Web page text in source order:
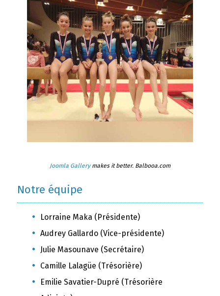
Joomla Gallerymakes it better. Balbooa.com
Notre équipe
Lorraine Maka (Présidente)
Audrey Gallardo (Vice-présidente)
Julie Masounave (Secrétaire)
Camille Lalagüe (Trésorière)
Emilie Savatier-Dupré (Trésorière